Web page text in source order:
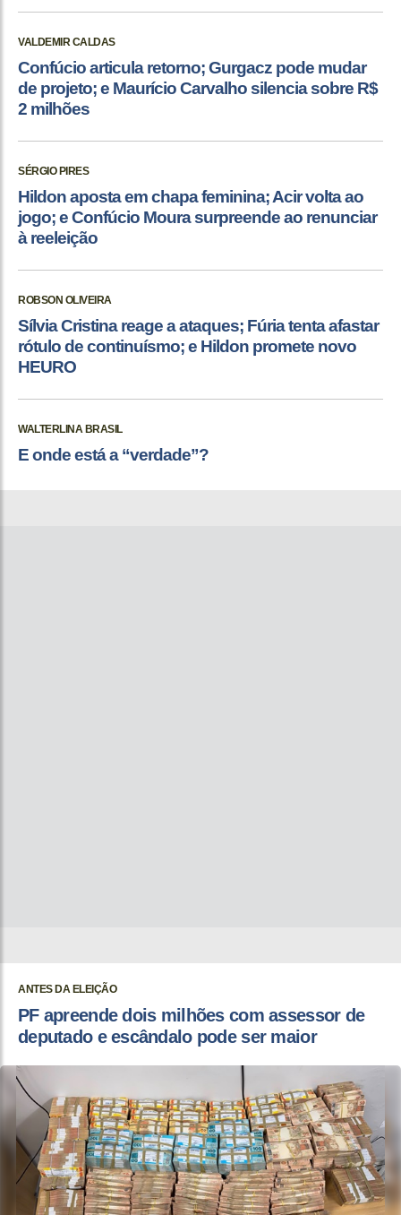
VALDEMIR CALDAS
Confúcio articula retorno; Gurgacz pode mudar
de projeto; e Maurício Carvalho silencia sobre R$
2 milhões
SÉRGIO PIRES
Hildon aposta em chapa feminina; Acir volta ao
jogo; e Confúcio Moura surpreende ao renunciar
à reeleição
ROBSON OLIVEIRA
Sílvia Cristina reage a ataques; Fúria tenta afastar
rótulo de continuísmo; e Hildon promete novo
HEURO
WALTERLINA BRASIL
E onde está a “verdade”?
ANTES DA ELEIÇÃO
PF apreende dois milhões com assessor de
deputado e escândalo pode ser maior